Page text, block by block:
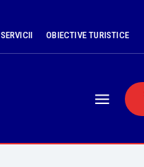
SERVICII OBIECTIVE TURISTICE